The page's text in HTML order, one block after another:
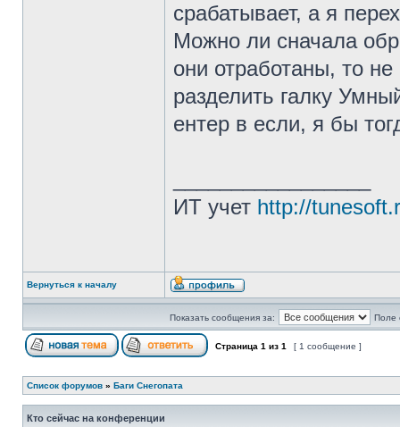
срабатывает, а я
Можно ли сначала
они отработаны, то
разделить галку
ентер в если, я бы
ИТ учет http://
Вернуться к началу
Показать сообщения за: Поле
Страница 1 из 1 [ 1 сообщение ]
Список форумов » Баги Снегопата
Кто сейчас на конференции